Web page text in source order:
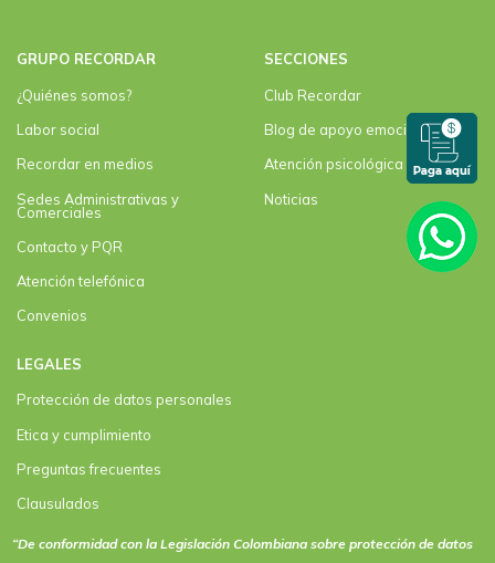
“De conformidad con la Legislación Colombiana sobre protección de datos
GRUPO RECORDAR
¿Quiénes somos?
Labor social
Recordar en medios
Sedes Administrativas y
Comerciales
Contacto y PQR
Atención telefónica
Convenios
SECCIONES
Club Recordar
Blog de apoyo emocional
Atención psicológica
Noticias
LEGALES
Protección de datos personales
Etica y cumplimiento
Preguntas frecuentes
Clausulados
Clausulado Paquete plus